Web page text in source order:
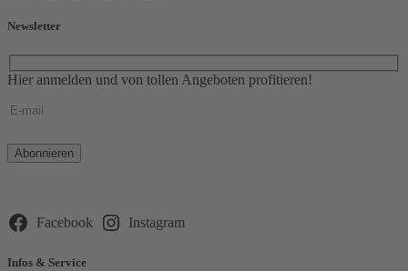
Newsletter
Hier anmelden und von tollen Angeboten profitieren!
Bitte
lasse
leer.
Facebook Instagram
Infos & Service